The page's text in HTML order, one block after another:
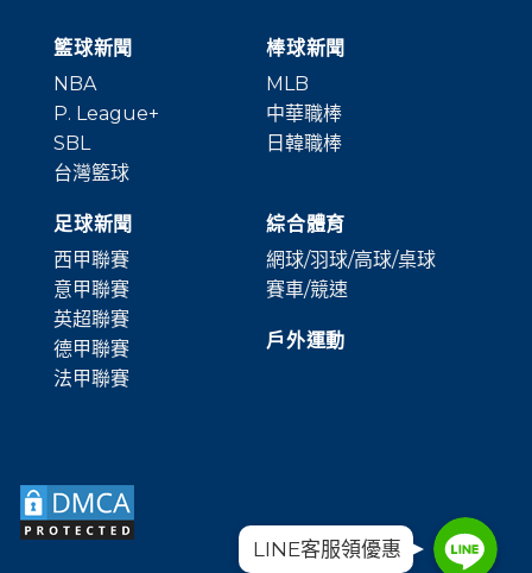
籃球新聞
NBA
P. League+
SBL
台灣籃球
棒球新聞
MLB
中華職棒
日韓職棒
足球新聞
西甲聯賽
意甲聯賽
英超聯賽
德甲聯賽
法甲聯賽
綜合體育
網球/羽球/高球/桌球
賽車/競速
戶外運動
Line
Line
Line
LINE客服領優惠